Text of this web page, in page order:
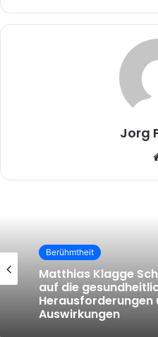
Jorg
Berühmtheit
Matthias Klagge
auf die
Herausforderungen
Berühmtheit